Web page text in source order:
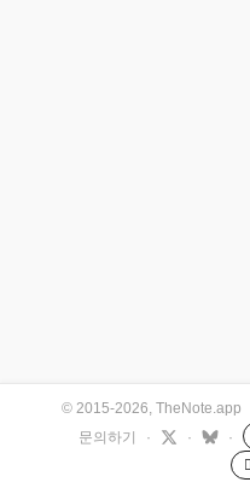
© 2015-2026, TheNote.app
문의하기
· · ·